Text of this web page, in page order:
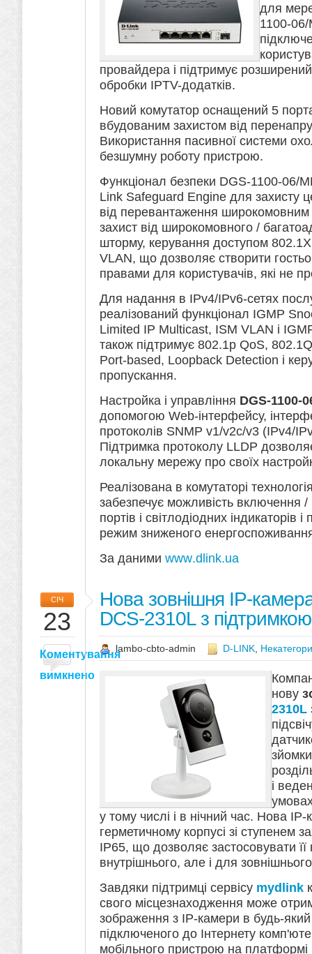
для
1100-06/
провайдера і підтримує
обробки IPTV-додатків.
Новий комутатор оснащений 5
вбудованим захистом від
Використання пасивної системи
безшумну роботу пристрою.
Функціонал безпеки DGS-1100-06/
Link Safeguard Engine для захисту
від перевантаження
захист від широкомовного /
шторму, керування доступом
VLAN, що дозволяє створити
правами для користувачів, які не
Для надання в IPv4/IPv6-сетях
реалізований функціонал IGMP
Limited IP Multicast, ISM VLAN і
також підтримує 802.1p QoS,
Port-based, Loopback Detection і
пропускання.
Настройка і управління DGS-1100-
допомогою Web-інтерфейсу,
протоколів SNMP v1/v2c/v3 (IPv4/
Підтримка протоколу LLDP
локальну мережу про своїх
Реалізована в комутаторі
забезпечує можливість включення
портів і світлодіодних індикаторів
режим зниженого
За даними www.dlink.ua
СІЧ
23
Коментування
вимкнено
Нова зовнішня IP-камера
DCS-2310L з
lambo-cbto-admin D-LINK
нову
2310L
і
у тому числі і в нічний час. Нова
герметичному корпусі зі ступенем
IP65, що дозволяє застосовувати її
внутрішнього, але і для
Завдяки підтримці сервісу mydlink
свого місцезнаходження може
зображення з IP-камери в будь-який
підключеного до Інтернету
мобільного пристрою на